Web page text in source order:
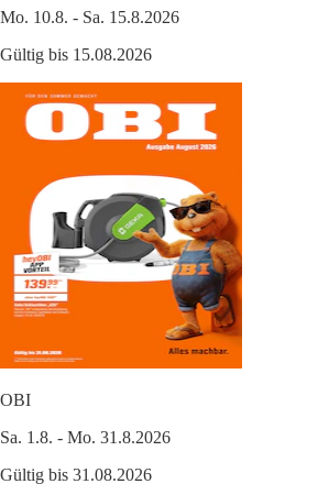
Mo. 10.8. - Sa. 15.8.2026
Gültig bis 15.08.2026
OBI
Sa. 1.8. - Mo. 31.8.2026
Gültig bis 31.08.2026